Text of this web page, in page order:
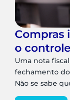
Compras
o
Uma nota
fechamento
Não se sabe